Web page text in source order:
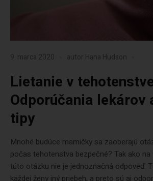
9. marca 2020 autor Hana Hudson
Lietanie v
Odporúčania lekárov
tipy
Mnohé budúce mamičky sa zaoberajú
počas tehotenstva bezpečné? Tak ako na
túto otázku nie je jednoznačná odpoveď.
každej ženy iný priebeh, a preto sú aj